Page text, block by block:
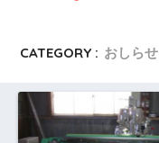
CATEGORY : おしらせ